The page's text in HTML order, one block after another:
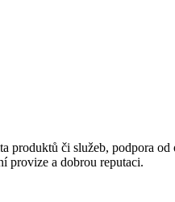
produktů či služeb, podpora od
provize a dobrou reputaci.